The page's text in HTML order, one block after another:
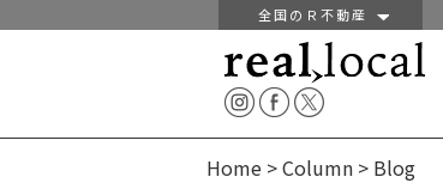
全国のＲ不動産
Home >Column > Blog